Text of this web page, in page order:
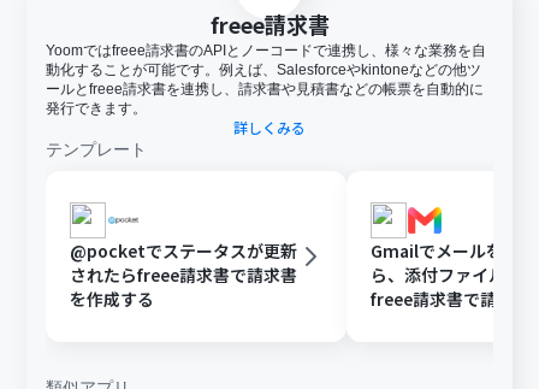
freee請求書
Yoomではfreee請求書のAPIとノーコードで連携し、様々な業務を自
動化することが可能です。例えば、Salesforceやkintoneなどの他ツ
ールとfreee請求書を連携し、請求書や見積書などの帳票を自動的に
発行できます。
詳しくみる
テンプレート
@pocketでステータスが更新
されたらfreee請求書で請求書
を作成する
Gmailでメールを受
ら、添付ファイルを
freee請求書で請求書